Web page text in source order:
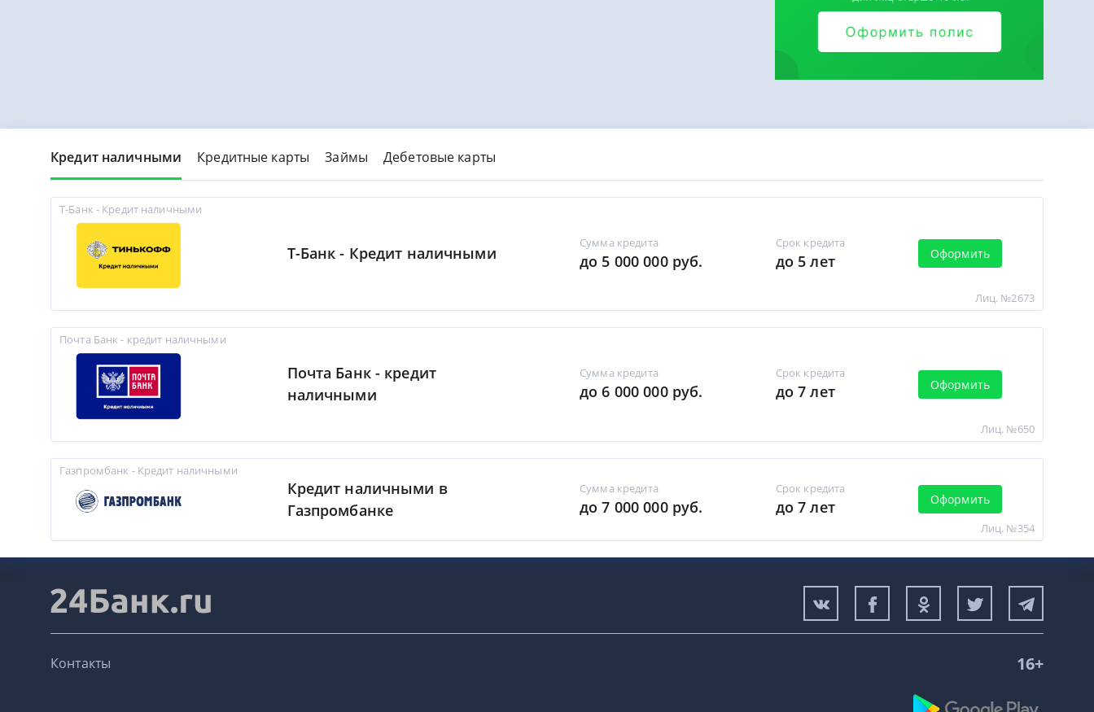
Кредит наличными Кредитные карты Займы Дебетовые карты
Т-Банк - Кредит наличными
Т-Банк - Кредит наличными
Сумма кредита
до 5 000 000 руб.
Срок кредита
до 5 лет Оформить
Лиц. №2673
Почта Банк - кредит наличными
Почта Банк - кредит
наличными
Сумма кредита
до 6 000 000 руб.
Срок кредита
до 7 лет Оформить
Лиц. №650
Газпромбанк - Кредит наличными
Кредит наличными в
Газпромбанке
Сумма кредита
до 7 000 000 руб.
Срок кредита
до 7 лет Оформить
Лиц. №354
Контакты 16+